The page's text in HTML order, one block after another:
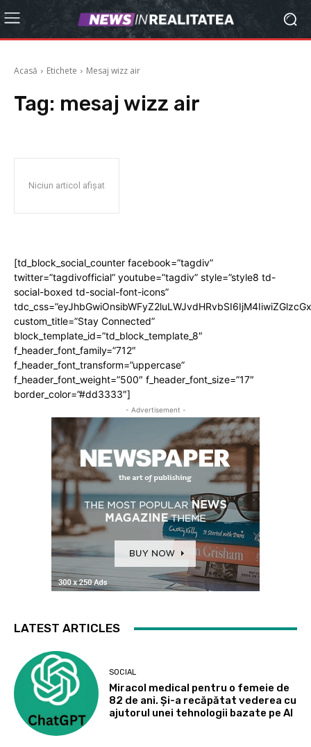
Acasă Etichete Mesaj wizz air
Tag: mesaj wizz air
Niciun articol afișat
[td_block_social_counter facebook=”tagdiv”
twitter=”tagdivofficial” youtube=”tagdiv” style=”style8 td-
social-boxed td-social-font-icons”
custom_title=”Stay Connected”
block_template_id=”td_block_template_8″
f_header_font_family=”712″
f_header_font_transform=”uppercase”
f_header_font_weight=”500″ f_header_font_size=”17″
border_color=”#dd3333″]
- Advertisement -
LATEST ARTICLES
SOCIAL
Miracol medical pentru o femeie de
82 de ani. Și-a recăpătat vederea cu
ajutorul unei tehnologii bazate pe AI